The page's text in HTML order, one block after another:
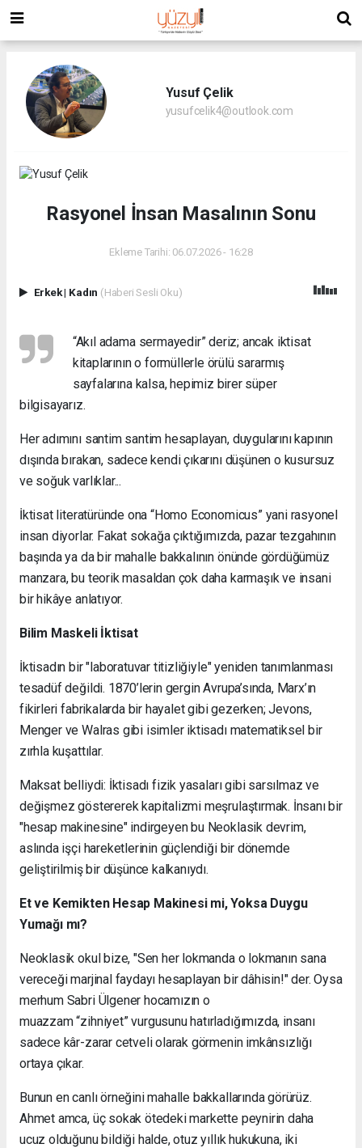
Yusuf Çelik
yusufcelik4@outlook.com
Rasyonel İnsan Masalının Sonu
Ekleme Tarihi: 06.07.2026 - 16:28
Erkek| Kadın (Haberi Sesli Oku)
“Akıl adama sermayedir” deriz; ancak iktisat
kitaplarının o formüllerle örülü sararmış
sayfalarına kalsa, hepimiz birer süper
bilgisayarız.
Her adımını santim santim hesaplayan, duygularını kapının
dışında bırakan, sadece kendi çıkarını düşünen o kusursuz
ve soğuk varlıklar...
İktisat literatüründe ona“Homo Economicus”yani rasyonel
insan diyorlar. Fakat sokağa çıktığımızda, pazar tezgahının
başında ya da bir mahalle bakkalının önünde gördüğümüz
manzara, bu teorik masaldan çok daha karmaşık ve insani
bir hikâye anlatıyor.
Bilim Maskeli İktisat
İktisadın bir "laboratuvar titizliğiyle" yeniden tanımlanması
tesadüf değildi. 1870’lerin gergin Avrupa’sında, Marx’ın
fikirleri fabrikalarda bir hayalet gibi gezerken;Jevons,
Menger ve Walras gibi isimler iktisadı matematiksel bir
zırhla kuşattılar.
Maksat belliydi: İktisadı fizik yasaları gibi sarsılmaz ve
değişmez göstererek kapitalizmi meşrulaştırmak. İnsanı bir
"hesap makinesine" indirgeyen bu Neoklasik devrim,
aslında işçi hareketlerinin güçlendiği bir dönemde
geliştirilmiş bir düşünce kalkanıydı.
Et ve Kemikten Hesap Makinesi mi, Yoksa Duygu
Yumağı mı?
Neoklasik okul bize, "Sen her lokmanda o lokmanın sana
vereceği marjinal faydayı hesaplayan bir dâhisin!" der. Oysa
merhum Sabri Ülgener hocamızın o
muazzam“zihniyet”vurgusunu hatırladığımızda, insanı
sadece kâr-zarar cetveli olarak görmenin imkânsızlığı
ortaya çıkar.
Bunun en canlı örneğini mahalle bakkallarında görürüz.
Ahmet amca, üç sokak ötedeki markette peynirin daha
ucuz olduğunu bildiği halde, otuz yıllık hukukuna, iki